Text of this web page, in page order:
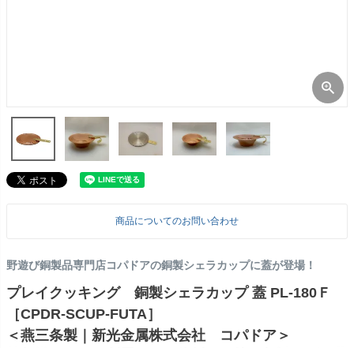
商品についてのお問い合わせ
野遊び銅製品専門店コパドアの銅製シェラカップに蓋が登場！
プレイクッキング 銅製シェラカップ 蓋 PL-180Ｆ
［CPDR-SCUP-FUTA］
＜燕三条製｜新光金属株式会社 コパドア＞